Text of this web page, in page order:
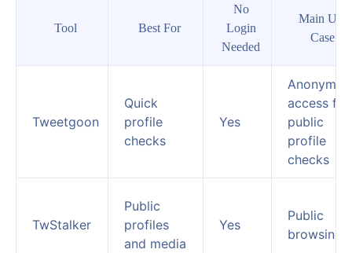
Tool Best For
No
Login
Needed
Main Use
Case
Tweetgoon
Quick
profile
checks
Yes
access for
public
profile
checks
TwStalker
Public
profiles
and media
Yes
Public
browsing